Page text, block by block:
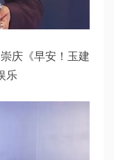
庆《早安！玉建
乐